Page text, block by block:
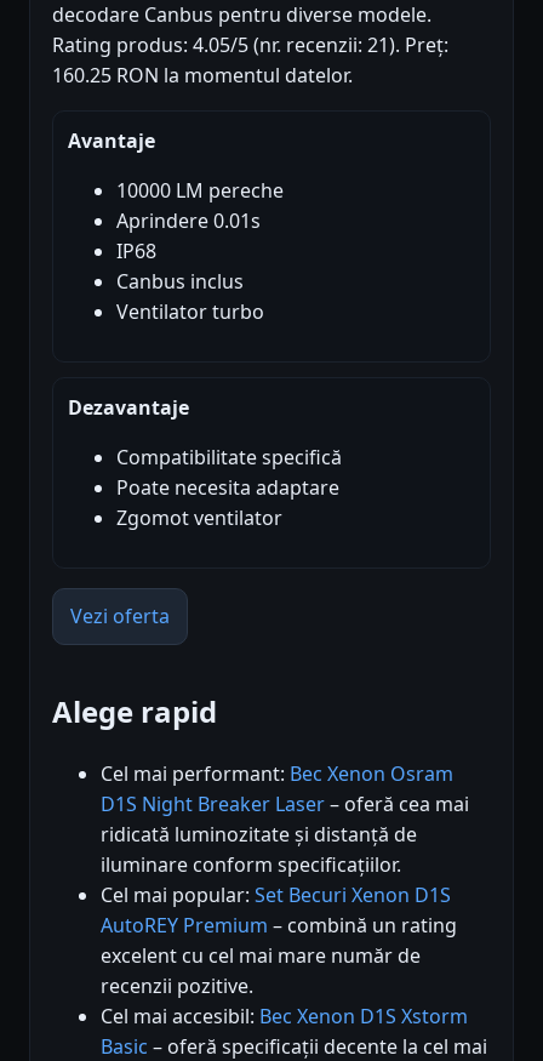
decodare Canbus pentru diverse modele.
Rating produs: 4.05/5 (nr. recenzii: 21). Preț:
160.25 RON la momentul datelor.
Avantaje
10000 LM pereche
Aprindere 0.01s
IP68
Canbus inclus
Ventilator turbo
Dezavantaje
Compatibilitate specifică
Poate necesita adaptare
Zgomot ventilator
Vezi oferta
Alege rapid
Cel mai performant: Bec Xenon Osram
D1S Night Breaker Laser– oferă cea mai
ridicată luminozitate și distanță de
iluminare conform specificațiilor.
Cel mai popular: Set Becuri Xenon D1S
AutoREY Premium – combină un rating
excelent cu cel mai mare număr de
recenzii pozitive.
Cel mai accesibil: Bec Xenon D1S Xstorm
Basic – oferă specificații decente la cel mai